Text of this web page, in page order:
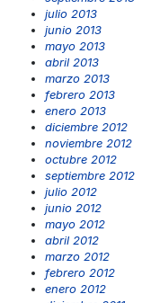
julio 2013
junio 2013
mayo 2013
abril 2013
marzo 2013
febrero 2013
enero 2013
diciembre 2012
noviembre 2012
octubre 2012
septiembre 2012
julio 2012
junio 2012
mayo 2012
abril 2012
marzo 2012
febrero 2012
enero 2012